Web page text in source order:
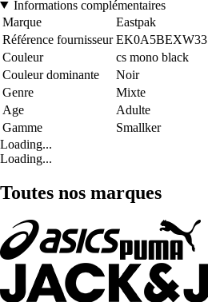
Informations complémentaires
Marque
Eastpak
Référence fournisseur EK0A5BEXW33
Couleur
cs mono black
Couleur dominante
Noir
Genre
Mixte
Age
Adulte
Gamme
Smallker
Loading...
Loading...
Toutes nos marques